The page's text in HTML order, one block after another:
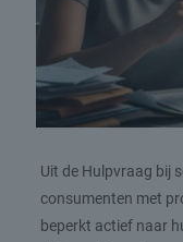
Uit de Hulpvraag bij
consumenten met
beperkt actief naar